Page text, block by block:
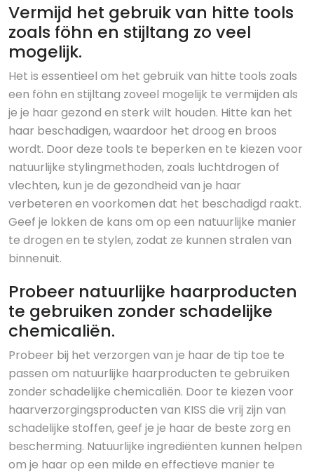
Vermijd het gebruik van hitte tools
zoals föhn en stijltang zo veel
mogelijk.
Het is essentieel om het gebruik van hitte tools zoals
een föhn en stijltang zoveel mogelijk te vermijden als
je je haar gezond en sterk wilt houden. Hitte kan het
haar beschadigen, waardoor het droog en broos
wordt. Door deze tools te beperken en te kiezen voor
natuurlijke stylingmethoden, zoals luchtdrogen of
vlechten, kun je de gezondheid van je haar
verbeteren en voorkomen dat het beschadigd raakt.
Geef je lokken de kans om op een natuurlijke manier
te drogen en te stylen, zodat ze kunnen stralen van
binnenuit.
Probeer natuurlijke haarproducten
te gebruiken zonder schadelijke
chemicaliën.
Probeer bij het verzorgen van je haar de tip toe te
passen om natuurlijke haarproducten te gebruiken
zonder schadelijke chemicaliën. Door te kiezen voor
haarverzorgingsproducten van KISS die vrij zijn van
schadelijke stoffen, geef je je haar de beste zorg en
bescherming. Natuurlijke ingrediënten kunnen helpen
om je haar op een milde en effectieve manier te